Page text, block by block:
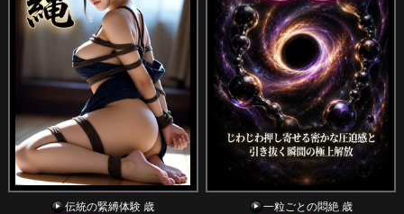
伝統の緊縛体験 歳
一粒ごとの悶絶 歳